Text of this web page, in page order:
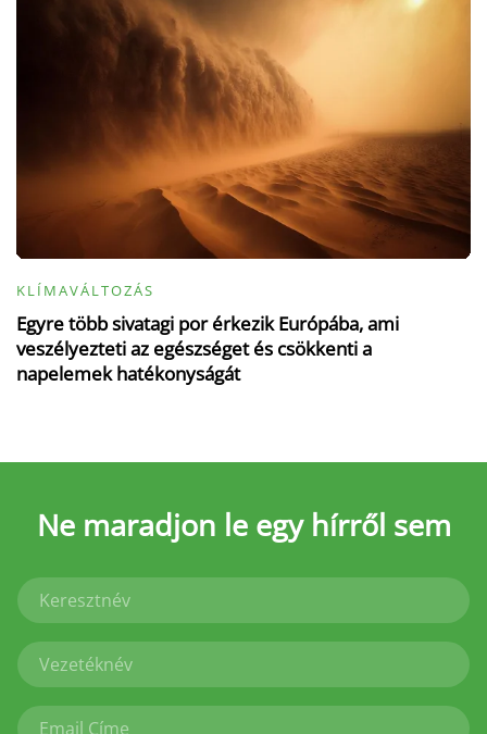
KLÍMAVÁLTOZÁS
Egyre több sivatagi por érkezik Európába, ami
veszélyezteti az egészséget és csökkenti a
napelemek hatékonyságát
Ne maradjon le egy hírről sem